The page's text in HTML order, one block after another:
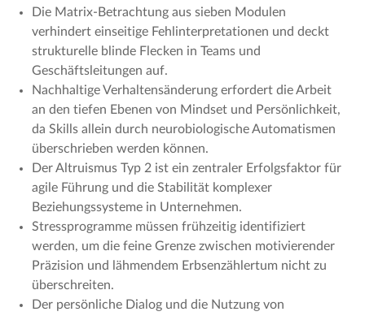
Die Matrix-Betrachtung aus sieben Modulen
verhindert einseitige Fehlinterpretationen und deckt
strukturelle blinde Flecken in Teams und
Geschäftsleitungen auf.
Nachhaltige Verhaltensänderung erfordert die Arbeit
an den tiefen Ebenen von Mindset und Persönlichkeit,
da Skills allein durch neurobiologische Automatismen
überschrieben werden können.
Der Altruismus Typ 2 ist ein zentraler Erfolgsfaktor für
agile Führung und die Stabilität komplexer
Beziehungssysteme in Unternehmen.
Stressprogramme müssen frühzeitig identifiziert
werden, um die feine Grenze zwischen motivierender
Präzision und lähmendem Erbsenzählertum nicht zu
überschreiten.
Der persönliche Dialog und die Nutzung von